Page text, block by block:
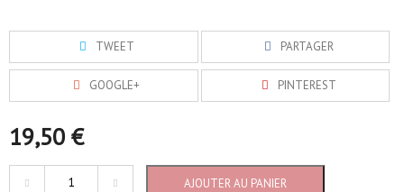
TWEET PARTAGER
GOOGLE+ PINTEREST
19,50 €
AJOUTER AU PANIER